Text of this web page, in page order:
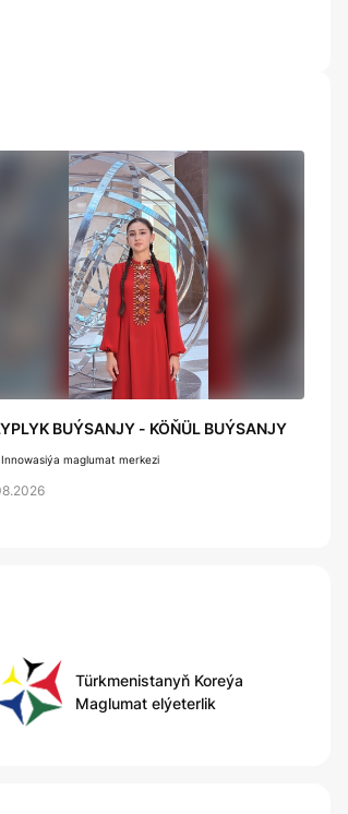
BUÝSANJY - KÖŇÜL BUÝSANJY
Innowasiýa maglumat merkezi
Türkmenistanyň Koreýa
Maglumat elýeterlik